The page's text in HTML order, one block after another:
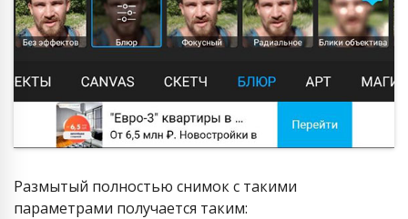
Размытый полностью снимок с такими
параметрами получается таким: